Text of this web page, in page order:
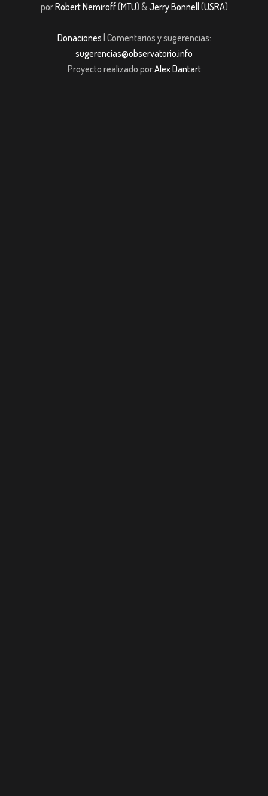
porRobert Nemiroff(MTU) &Jerry Bonnell (USRA)
Donaciones | Comentarios y sugerencias:
sugerencias@observatorio.info
Proyecto realizado porAlex Dantart